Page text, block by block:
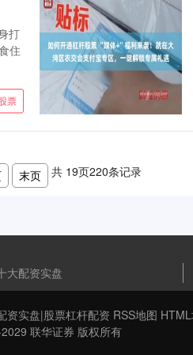
打
住
票
末页 共 19页220条记录
大配资实盘
资实盘|股票杠杆配资 RSS地图
联华证券 版权所有